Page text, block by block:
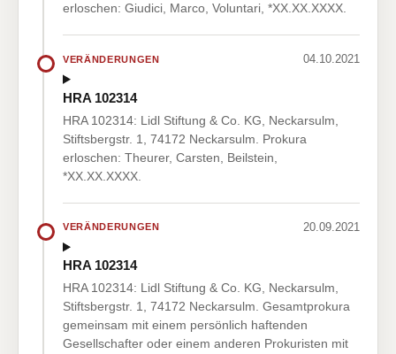
erloschen: Giudici, Marco, Voluntari, *XX.XX.XXXX.
VERÄNDERUNGEN 04.10.2021
HRA 102314
HRA 102314: Lidl Stiftung & Co. KG, Neckarsulm,
Stiftsbergstr. 1, 74172 Neckarsulm. Prokura
erloschen: Theurer, Carsten, Beilstein,
*XX.XX.XXXX.
VERÄNDERUNGEN 20.09.2021
HRA 102314
HRA 102314: Lidl Stiftung & Co. KG, Neckarsulm,
Stiftsbergstr. 1, 74172 Neckarsulm. Gesamtprokura
gemeinsam mit einem persönlich haftenden
Gesellschafter oder einem anderen Prokuristen mit